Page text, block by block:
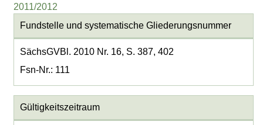
2011/2012
Fundstelle und systematische Gliederungsnummer
SächsGVBl. 2010 Nr. 16, S. 387, 402
Fsn-Nr.: 111
Gültigkeitszeitraum